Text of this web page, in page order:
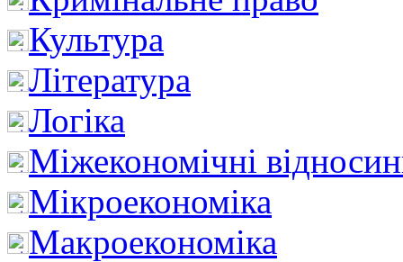
Культура
Література
Логіка
Міжекономічні
Мікроекономіка
Макроекономіка